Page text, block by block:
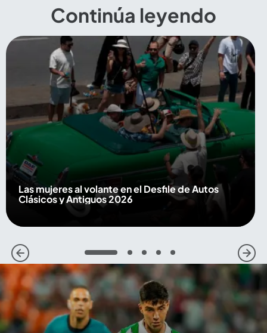
Continúa leyendo
Las mujeres al volante en el Desfile de Autos
Clásicos y Antiguos 2026
1 2 3 4 5